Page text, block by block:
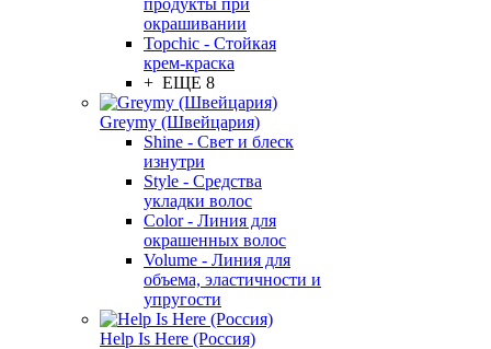
продукты при
окрашивании
Topchic - Стойкая
крем-краска
+ ЕЩЕ 8
Greymy (Швейцария)
Shine - Свет и блеск
изнутри
Style - Средства
укладки волос
Color - Линия для
окрашенных волос
Volume - Линия для
объема, эластичности и
упругости
Help Is Here (Россия)